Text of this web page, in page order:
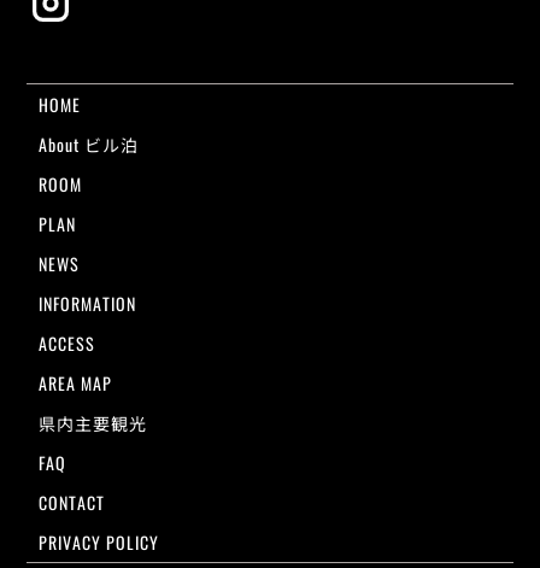
HOME
About ビル泊
ROOM
PLAN
NEWS
INFORMATION
ACCESS
AREA MAP
県内主要観光
FAQ
CONTACT
PRIVACY POLICY